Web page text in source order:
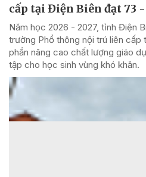
cấp tại Điện Biên đạt 73
Năm học 2026 - 2027, tỉnh Điện
trường Phổ thông nội trú liên cấp
phần nâng cao chất lượng giáo
tập cho học sinh vùng khó khăn.